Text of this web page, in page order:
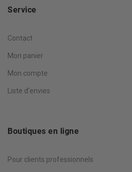
Service
Contact
Mon panier
Mon compte
Liste d’envies
Boutiques en ligne
Pour clients professionnels